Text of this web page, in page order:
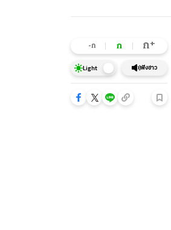
-ก ก ก+
Light ฟังข่าว